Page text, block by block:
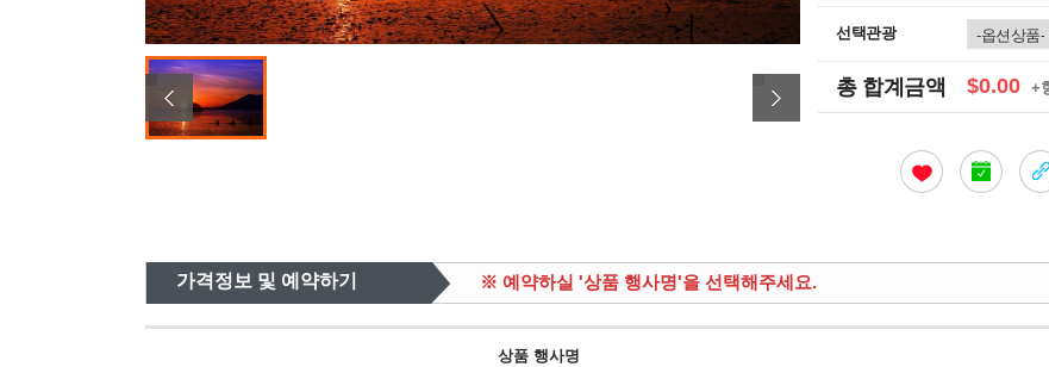
선택관광
총 합계금액 $0.00 +
가격정보 및 예약하기 ※ 예약하실 '상품 행사명'을 선택해주세요.
상품 행사명